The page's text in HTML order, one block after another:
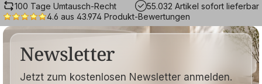
100 Tage Umtausch-Recht
55.032 Artikel sofort lieferbar
4.6 aus 43.974 Produkt-Bewertungen
Newsletter
Jetzt zum kostenlosen Newsletter anmelden.